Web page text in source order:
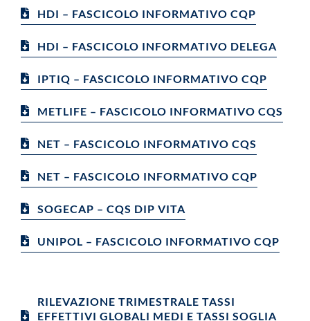
HDI – FASCICOLO INFORMATIVO CQP
HDI – FASCICOLO INFORMATIVO DELEGA
IPTIQ – FASCICOLO INFORMATIVO CQP
METLIFE – FASCICOLO INFORMATIVO CQS
NET – FASCICOLO INFORMATIVO CQS
NET – FASCICOLO INFORMATIVO CQP
SOGECAP – CQS DIP VITA
UNIPOL – FASCICOLO INFORMATIVO CQP
RILEVAZIONE TRIMESTRALE TASSI
EFFETTIVI GLOBALI MEDI E TASSI SOGLIA